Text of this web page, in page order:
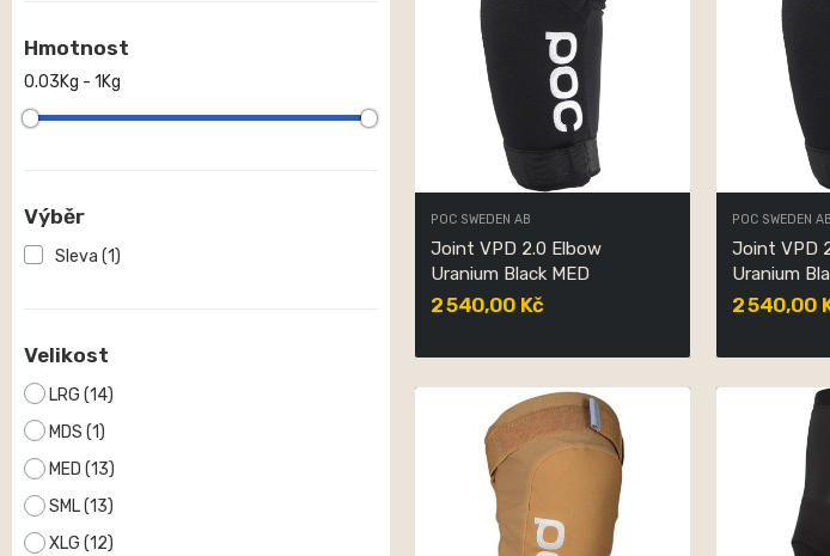
Hmotnost
0.03Kg - 1Kg
Výběr
Sleva (1)
Velikost
LRG (14)
MDS (1)
MED (13)
SML(13)
XLG (12)
POC SWEDEN AB
Joint VPD 2.0 Elbow
Uranium Black MED
2 540,00 Kč
POC SWEDEN AB
Joint VPD
Uranium
2 540,00